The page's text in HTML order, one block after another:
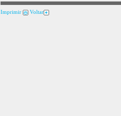
Imprimir Voltar